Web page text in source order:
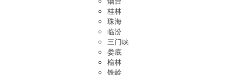
桂林
珠海
临汾
三门峡
娄底
榆林
铁岭